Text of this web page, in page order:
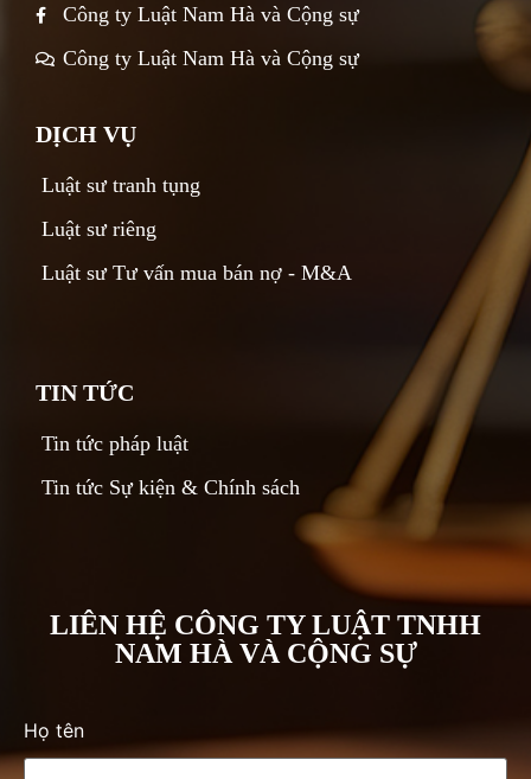
Công ty Luật Nam Hà và Cộng sự
Công ty Luật Nam Hà và Cộng sự
DỊCH VỤ
Luật sư tranh tụng
Luật sư riêng
Luật sư Tư vấn mua bán nợ - M&A
TIN TỨC
Tin tức pháp luật
Tin tức Sự kiện & Chính sách
LIÊN HỆ CÔNG TY LUẬT TNHH
NAM HÀ VÀ CỘNG SỰ
Họ tên